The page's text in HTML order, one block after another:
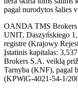
pagal nurodytos šalies
OANDA TMS Brokers
UNIT, Daszyńskiego
registre (Krajowy
Įstatinis kapitalas:
Brokers S.A. veiklą
Tarnyba (KNF), pagal
(KPWiG-4021-54-1/